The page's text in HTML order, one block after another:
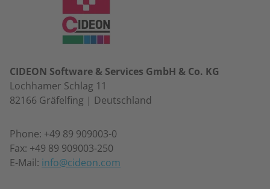
CIDEON Software & Services GmbH & Co. KG
Lochhamer Schlag 11
82166 Gräfelfing | Deutschland
Phone: +49 89 909003-0
Fax: +49 89 909003-250
E-Mail: info@cideon.com